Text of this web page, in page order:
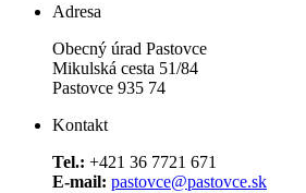
Adresa
Obecný úrad Pastovce
Mikulská cesta 51/84
Pastovce 935 74
Kontakt
Tel.: +421 36 7721 671
E-mail: pastovce@pastovce.sk